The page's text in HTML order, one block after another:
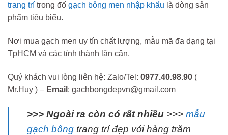
trang trí trong đố gạch bông men nhập khẩu là dòng sản
phẩm tiêu biểu.
Nơi mua gạch men uy tín chất lượng, mẫu mã đa dạng tại
TpHCM và các tỉnh thành lân cận.
Quý khách vui lòng liên hệ: Zalo/Tel: 0977.40.98.90 (
Mr.Huy ) – Email : gachbongdepvn@gmail.com
>>> Ngoài ra còn có rất nhiều >>> mẫu
gạch bông trang trí đẹp với hàng trăm